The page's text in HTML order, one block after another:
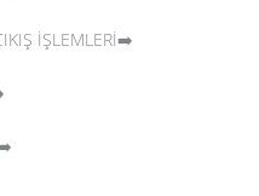
İŞLEMLERİ➡️